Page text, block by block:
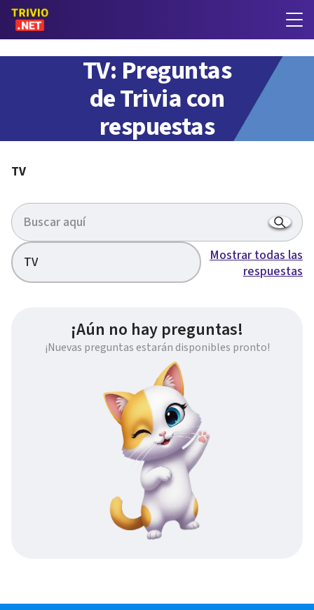
TV: Preguntas
de Trivia con
respuestas
TV
TV
Mostrar todas las
respuestas
¡Aún no hay preguntas!
¡Nuevas preguntas estarán disponibles pronto!